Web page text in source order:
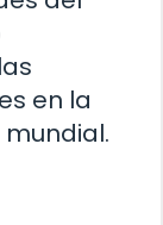
en la